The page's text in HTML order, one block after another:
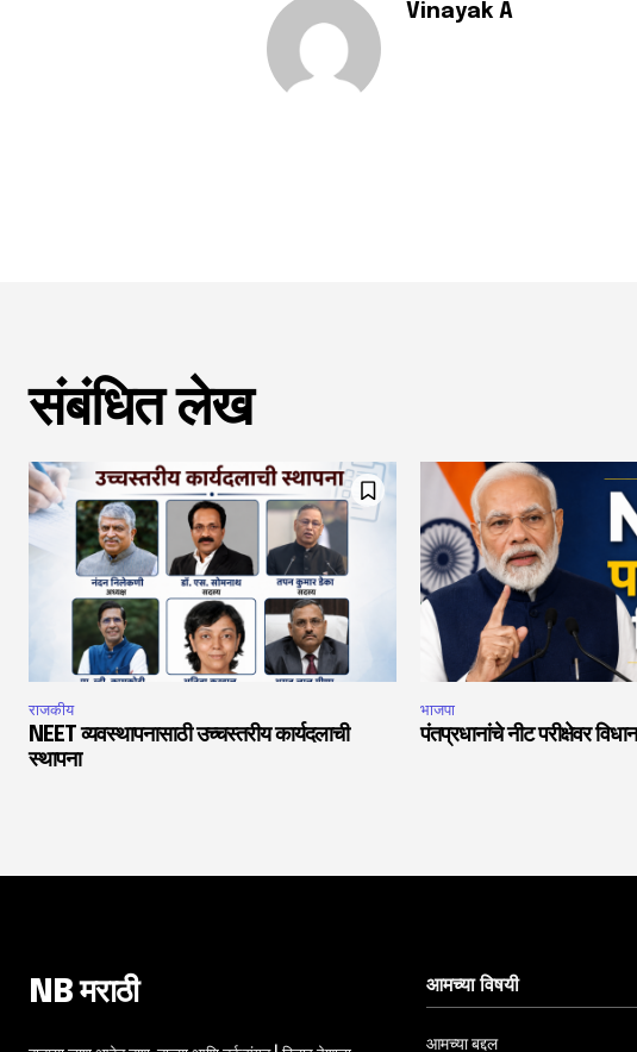
Vinayak A
संबंधित लेख
राजकीय
NEET व्यवस्थापनासाठी उच्चस्तरीय कार्यदलाची
स्थापना
भाजपा
पंतप्रधानांचे नीट परीक्षेवर विधान
NB मराठी आमच्या विषयी
आमच्या बद्दल